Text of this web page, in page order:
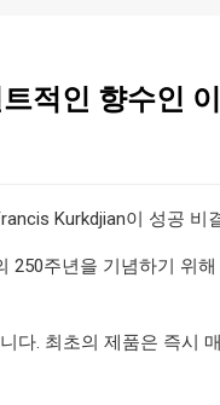
적인 향수인
Kurkdjian이 성공 비
주년을 기념하기 위
다. 최초의 제품은 즉시